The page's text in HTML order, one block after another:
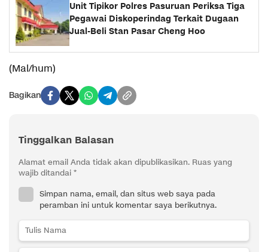
Unit Tipikor Polres Pasuruan Periksa Tiga
Pegawai Diskoperindag Terkait Dugaan
Jual-Beli Stan Pasar Cheng Hoo
(Mal/hum)
Bagikan
Tinggalkan Balasan
Alamat email Anda tidak akan dipublikasikan. Ruas yang
wajib ditandai *
Simpan nama, email, dan situs web saya pada
peramban ini untuk komentar saya berikutnya.